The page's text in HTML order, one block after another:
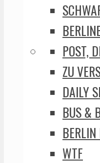
POST,
ZU
DAILY
BUS &
WTF